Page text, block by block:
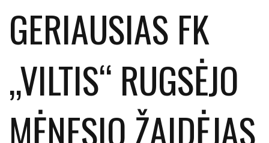
GERIAUSIAS FK
„VILTIS“ RUGSĖJO
MĖNESIO ŽAIDĖJAS